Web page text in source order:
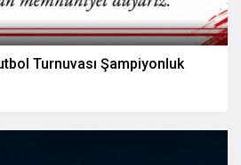
Turnuvası Şampiyonluk